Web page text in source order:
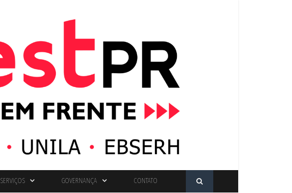
SERVIÇOS GOVERNANÇA CONTATO